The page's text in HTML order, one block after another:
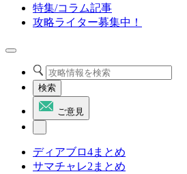
特集/コラム記事
攻略ライター募集中！
検索
ご意見
ディアブロ4まとめ
サマチャレ2まとめ